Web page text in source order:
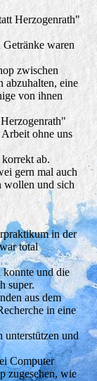
Herzogenrath"
waren
zwischen
abzuhalten, eine
von ihnen
ohne uns
ab.
gern mal auch
wollen und sich
in der
total
konnte und die
super.
aus dem
in eine
und
Computer
zugesehen, wie